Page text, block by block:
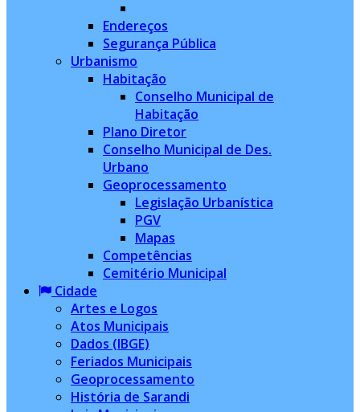
Endereços
Segurança Pública
Urbanismo
Habitação
Conselho Municipal de
Habitação
Plano Diretor
Conselho Municipal de Des.
Urbano
Geoprocessamento
Legislação Urbanística
PGV
Mapas
Competências
Cemitério Municipal
Cidade
Artes e Logos
Atos Municipais
Dados (IBGE)
Feriados Municipais
Geoprocessamento
História de Sarandi